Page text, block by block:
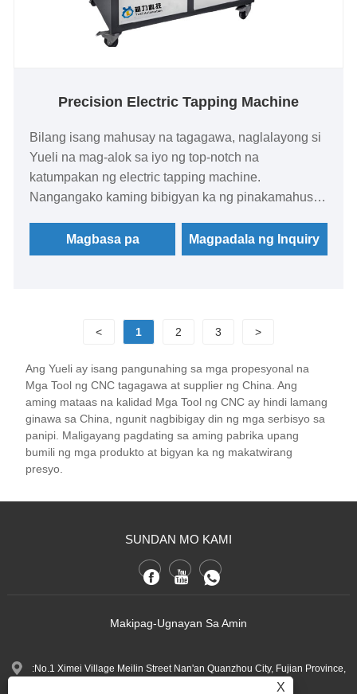
Precision Electric Tapping Machine
Bilang isang mahusay na tagagawa, naglalayong si
Yueli na mag-alok sa iyo ng top-notch na
katumpakan ng electric tapping machine.
Nangangako kaming bibigyan ka ng pinakamahusay
paghahatid.Magbasa pa Magpadala ng Inquiry
< 1 2 3 >
Ang Yueli ay isang pangunahing sa mga propesyonal na
Mga Tool ng CNC tagagawa at supplier ng China. Ang
aming mataas na kalidad Mga Tool ng CNC ay hindi lamang
ginawa sa China, ngunit nagbibigay din ng mga serbisyo sa
panipi. Maligayang pagdating sa aming pabrika upang
bumili ng mga produkto at bigyan ka ng makatwirang
presyo.
SUNDAN MO KAMI
Makipag-Ugnayan Sa Amin
:No.1 Ximei Village Meilin Street Nan'an Quanzhou City, Fujian Province,
X